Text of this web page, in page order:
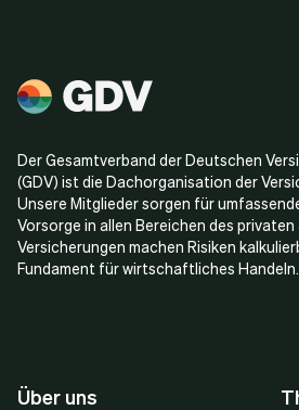
Der Gesamtverband der Deutschen
(GDV) ist die Dachorganisation der
Unsere Mitglieder sorgen für
Vorsorge in allen Bereichen des
Versicherungen machen Risiken
Fundament für wirtschaftliches Handeln.
Über uns